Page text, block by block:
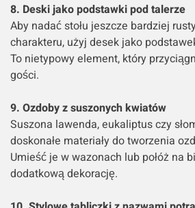
8. Deski jako podstawki pod talerze
Aby nadać stołu jeszcze bardziej
charakteru, użyj desek jako
To nietypowy element, który
gości.
9. Ozdoby z suszonych kwiatów
Suszona lawenda, eukaliptus czy
doskonałe materiały do tworzenia
Umieść je w wazonach lub połóż na
dodatkową dekorację.